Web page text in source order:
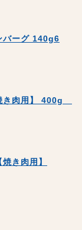
バーグ 140g6
き肉用】 400g
き肉用】